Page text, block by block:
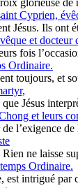
glorieuse de
Cyprien,
Jésus. Ils ont
et docteur
fois
Ordinaire.
toujours, et
Jésus
et leurs
l’exigence
ne laisse
Ordinaire.
est intrigué par